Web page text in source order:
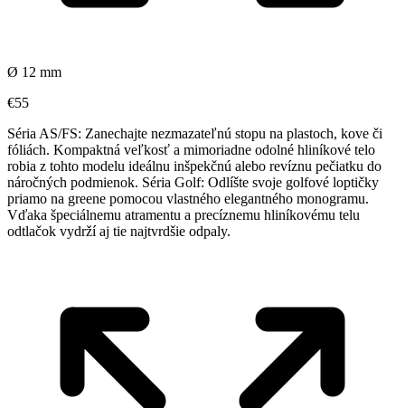
Ø 12 mm
€55
Séria AS/FS: Zanechajte nezmazateľnú stopu na plastoch, kove či
fóliách. Kompaktná veľkosť a mimoriadne odolné hliníkové telo
robia z tohto modelu ideálnu inšpekčnú alebo revíznu pečiatku do
náročných podmienok. Séria Golf: Odlíšte svoje golfové loptičky
priamo na greene pomocou vlastného elegantného monogramu.
Vďaka špeciálnemu atramentu a precíznemu hliníkovému telu
odtlačok vydrží aj tie najtvrdšie odpaly.